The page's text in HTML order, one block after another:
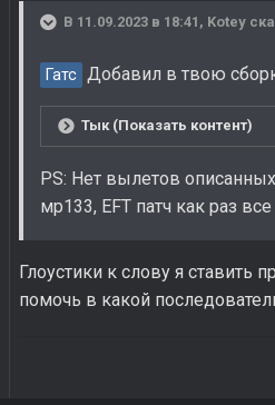
В 11.09.2023 в 18:41, Kotey
Гатс Добавил в твою
Тык (Показать контент)
PS: Нет вылетов
мр133, EFT патч как раз
Глоустики к слову я ставить
помочь в какой